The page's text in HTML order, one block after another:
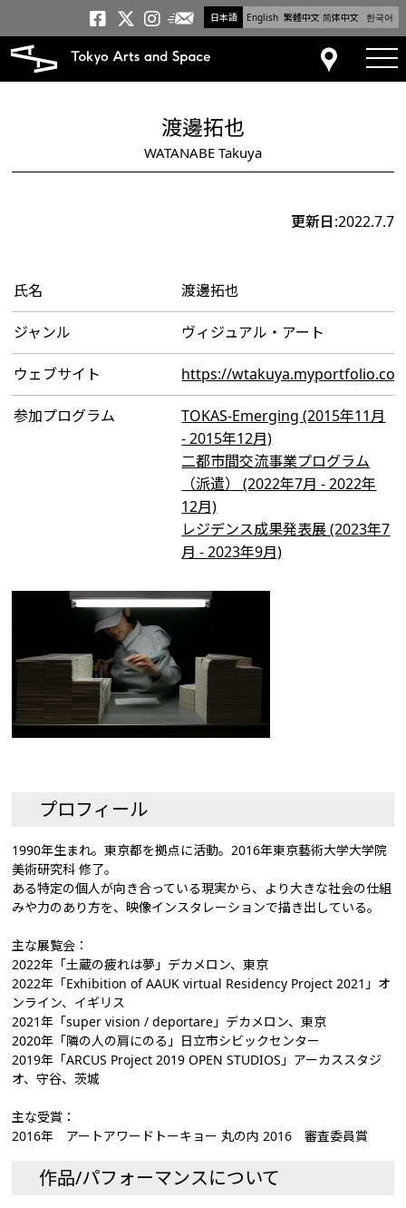
日本語 English 繁體中文 简体中文 한국어
トーキョーアーツアンド
トーキョーアーツアンド
トーキョーアーツア
メールニュース
アクセス
渡邊拓也
WATANABE Takuya
更新日:2022.7.7
氏名 渡邊拓也
ジャンル ヴィジュアル・アート
ウェブサイト https://
参加プログラム
TOKAS-Emerging (2015年11月
- 2015年12月)
二都市間交流事業プログラム
（派遣） (2022年7月 - 2022年
12月)
レジデンス成果発表展 (2023年7
月 - 2023年9月)
プロフィール
1990年生まれ。東京都を拠点に活動。2016年東京藝術大学大学院
美術研究科 修了。
ある特定の個人が向き合っている現実から、より大きな社会の仕組
みや力のあり方を、映像インスタレーションで描き出している。
主な展覧会：
2022年「⼟蔵の疲れは夢」デカメロン、東京
2022年「Exhibition of AAUK virtual Residency Project 2021」オ
ンライン、イギリス
2021年「super vision / deportare」デカメロン、東京
2020年「隣の人の肩にのる」日立市シビックセンター
2019年「ARCUS Project 2019 OPEN STUDIOS」アーカススタジ
オ、守谷、茨城
主な受賞：
2016年 アートアワードトーキョー 丸の内 2016 審査委員賞
作品/パフォーマンスについて